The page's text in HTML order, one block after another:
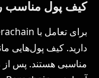
کیف پول مناسب
مناسبی هستند. پس از